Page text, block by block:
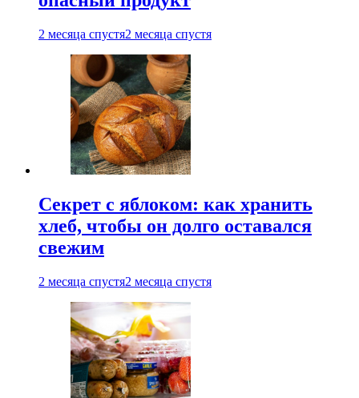
2 месяца спустя2 месяца спустя
Секрет с яблоком: как хранить
хлеб, чтобы он долго оставался
свежим
2 месяца спустя2 месяца спустя